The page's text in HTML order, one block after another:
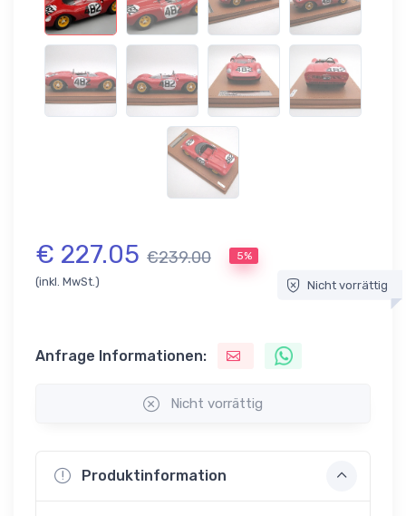
€ 227.05 €239.00 5%
(inkl. MwSt.) Nicht vorrättig
Anfrage Informationen:
Nicht vorrättig
Produktinformation